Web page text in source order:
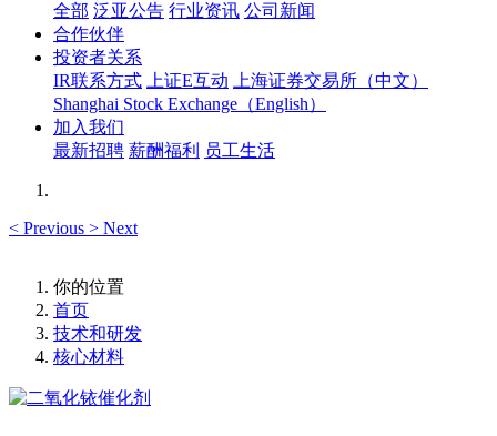
全部 泛亚公告 行业资讯 公司新闻
合作伙伴
投资者关系
IR联系方式
上证E互动
上海证券交易所（中文）
Shanghai Stock Exchange（English）
加入我们
最新招聘 薪酬福利 员工生活
< Previous > Next
你的位置
首页
技术和研发
核心材料